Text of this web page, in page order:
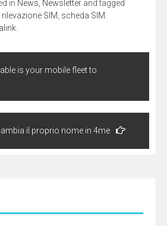
in News Newsletter and tagged
rilevazione SIM scheda SIM
is your mobile fleet to
il proprio nome in 4me